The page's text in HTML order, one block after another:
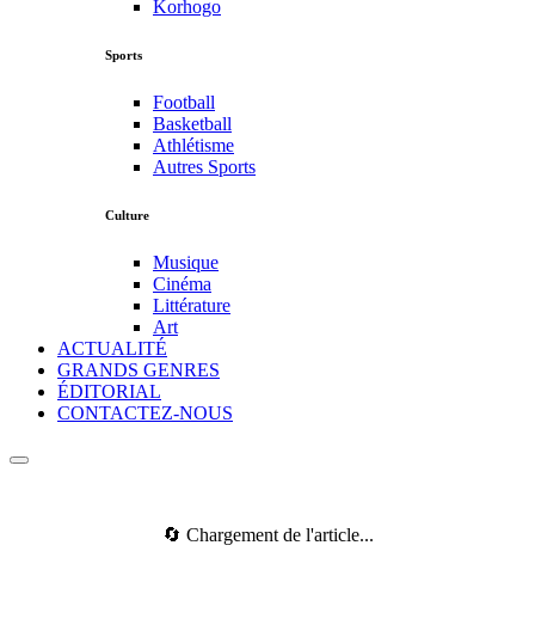
Korhogo
Sports
Football
Basketball
Athlétisme
Autres Sports
Culture
Musique
Cinéma
Littérature
Art
ACTUALITÉ
GRANDS GENRES
ÉDITORIAL
CONTACTEZ-NOUS
🔄 Chargement de l'article...